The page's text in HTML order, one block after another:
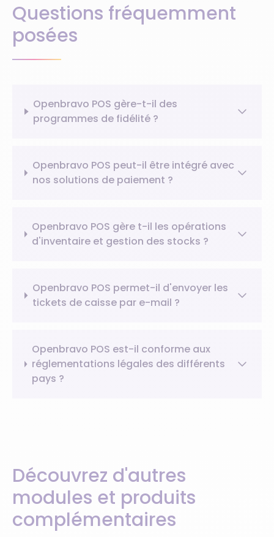
Questions fréquemment
posées
Openbravo POS gère-t-il des
programmes de fidélité ?
Openbravo POS peut-il être intégré avec
nos solutions de paiement ?
Openbravo POS gère t-il les opérations
d'inventaire et gestion des stocks ?
Openbravo POS permet-il d'envoyer les
tickets de caisse par e-mail ?
Openbravo POS est-il conforme aux
réglementations légales des différents
pays ?
Découvrez d'autres
modules et produits
complémentaires